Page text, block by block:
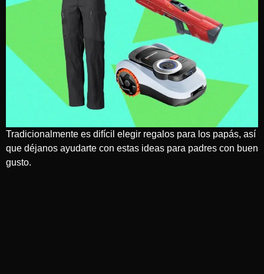
Tradicionalmente es difícil elegir regalos para los papás, así
que déjanos ayudarte con estas ideas para padres con buen
gusto.